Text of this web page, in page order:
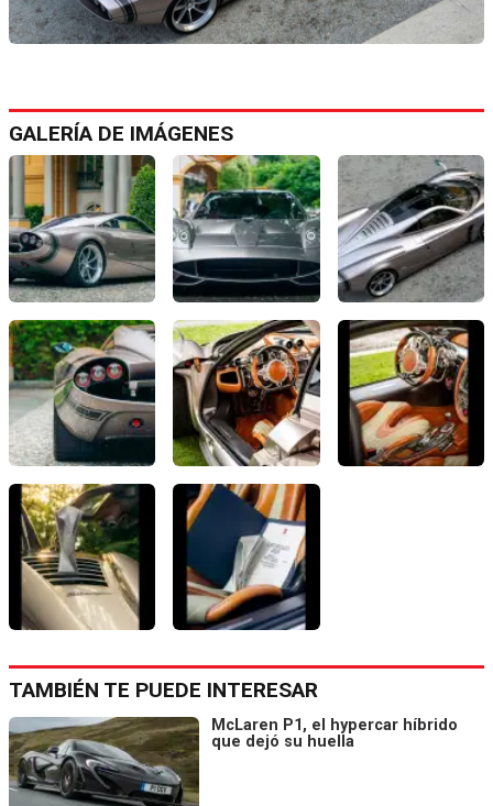
GALERÍA DE IMÁGENES
TAMBIÉN TE PUEDE INTERESAR
McLaren P1, el hypercar híbrido
que dejó su huella